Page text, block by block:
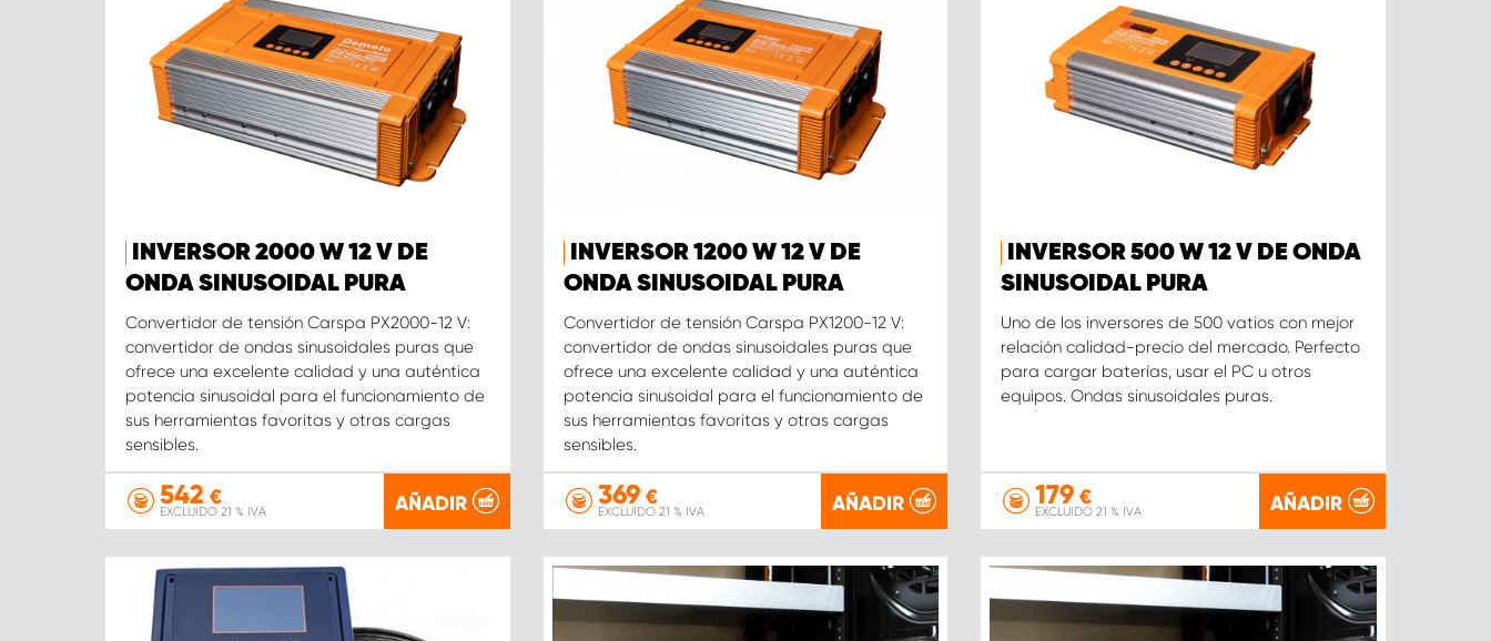
INVERSOR 2000 W 12 V DE
ONDA SINUSOIDAL PURA
Convertidor de tensión Carspa PX2000-12 V:
convertidor de ondas sinusoidales puras que
ofrece una excelente calidad y una auténtica
potencia sinusoidal para el funcionamiento de
sus herramientas favoritas y otras cargas
sensibles.
542 €
EXCLUIDO 21 % IVA AÑADIR
INVERSOR 1200 W 12 V DE
ONDA SINUSOIDAL PURA
Convertidor de tensión Carspa PX1200-12 V:
convertidor de ondas sinusoidales puras que
ofrece una excelente calidad y una auténtica
potencia sinusoidal para el funcionamiento de
sus herramientas favoritas y otras cargas
sensibles.
369€
EXCLUIDO 21 % IVA AÑADIR
INVERSOR 500 W 12 V DE ONDA
SINUSOIDAL PURA
Uno de los inversores de 500 vatios con mejor
relación calidad-precio del mercado. Perfecto
para cargar baterías, usar el PC u otros
equipos. Ondas sinusoidales puras.
179 €
EXCLUIDO 21 % IVA AÑADIR